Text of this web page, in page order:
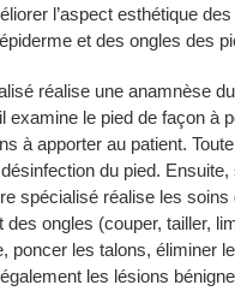
l’aspect esthétique
et des ongles des
réalise une anamnèse
examine le pied de façon à
à apporter au patient.
du pied. Ensuite,
spécialisé réalise les soins
des ongles (couper, tailler,
poncer les talons, éliminer
les lésions